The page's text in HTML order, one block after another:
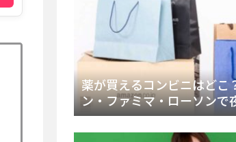
薬が買えるコンビニはどこ
ン・ファミマ・ローソンで
える市販薬の種類と販売店
【2025年最新】